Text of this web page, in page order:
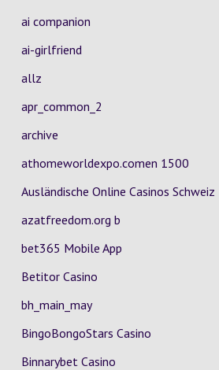
ai companion
ai-girlfriend
allz
apr_common_2
archive
athomeworldexpo.comen 1500
Ausländische Online Casinos Schweiz
azatfreedom.org b
bet365 Mobile App
Betitor Casino
bh_main_may
BingoBongoStars Casino
Binnarybet Casino